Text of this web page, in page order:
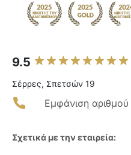
9.5
Σέρρες, Σπετσών 19
Εμφάνιση
Σχετικά με την εταιρεία: